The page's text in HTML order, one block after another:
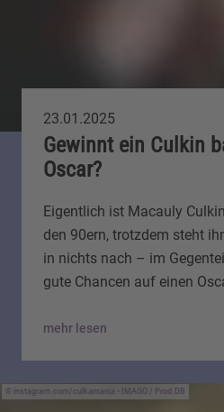
23.01.2025
Gewinnt ein Culkin
Oscar?
Eigentlich ist Macauly
den 90ern, trotzdem steht
in nichts nach – im
gute Chancen auf einen
mehr lesen
instagram.com/culkamania • IMAGO / Prod.DB